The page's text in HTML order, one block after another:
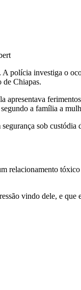
polícia investiga o
de Chiapas.
a família a
sob custódia
vindo dele, e que